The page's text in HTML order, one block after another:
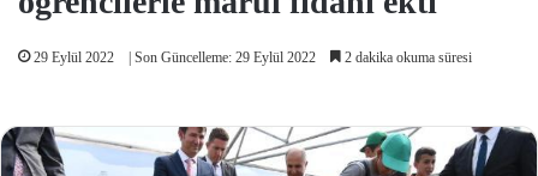
29 Eylül 2022 | Son Güncelleme: 29 Eylül 2022 2 dakika okuma süresi